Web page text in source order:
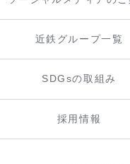
近鉄グループ一覧
SDGsの取組み
採用情報